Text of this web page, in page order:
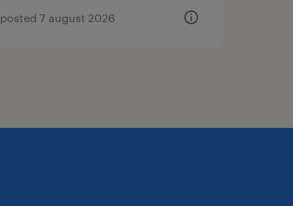
posted 7 august 2026